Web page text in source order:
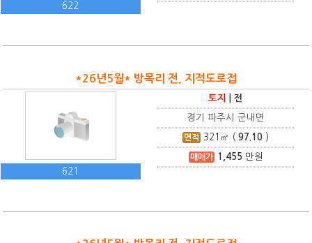
622
*26년5월* 방목리 전, 지적도로접
621
토지 |전
경기 파주시 군내면
면적 321 ㎡ (97.10 )
매매가 1,455 만원